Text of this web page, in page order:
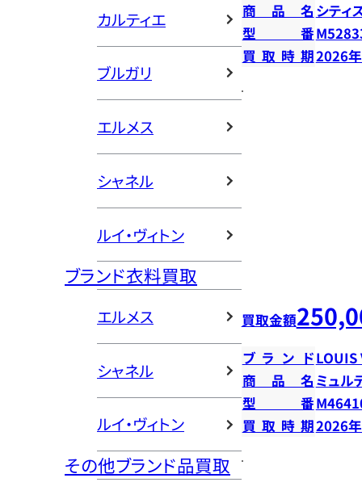
カルティエ
ブルガリ
エルメス
シャネル
ルイ・ヴィトン
ブランド衣料買取
エルメス
シャネル
ルイ・ヴィトン
その他ブランド品買取
商品名 シティ
型番
買取時期2026
買取金額
ブランドLOUIS
商品名 ミュル
型番
買取時期2026